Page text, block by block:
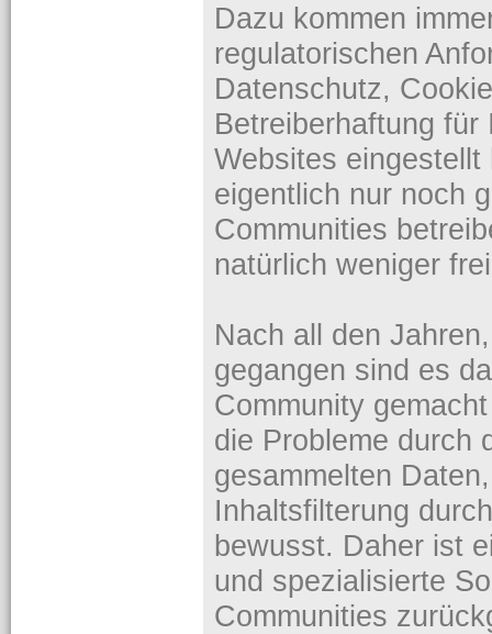
Dazu kommen
regulatorischen
Datenschutz,
Betreiberhaftung
Websites
eigentlich nur noch
Communities
natürlich weniger
Nach all den
gegangen sind es
Community
die Probleme durch
gesammelten
Inhaltsfilterung
bewusst. Daher ist
und spezialisierte
Communities